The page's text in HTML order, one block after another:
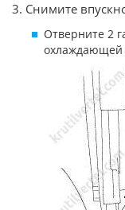
3. Снимите
Отверните 2
охлаждающей